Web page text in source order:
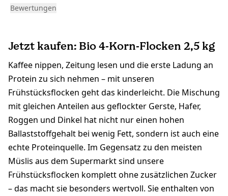
Bewertungen
Jetzt kaufen: Bio 4-Korn-Flocken 2,5 kg
Kaffee nippen, Zeitung lesen und die erste Ladung an
Protein zu sich nehmen – mit unseren
Frühstücksflocken geht das kinderleicht. Die Mischung
mit gleichen Anteilen aus geflockter Gerste, Hafer,
Roggen und Dinkel hat nicht nur einen hohen
Ballaststoffgehalt bei wenig Fett, sondern ist auch eine
echte Proteinquelle. Im Gegensatz zu den meisten
Müslis aus dem Supermarkt sind unsere
Frühstücksflocken komplett ohne zusätzlichen Zucker
– das macht sie besonders wertvoll. Sie enthalten von